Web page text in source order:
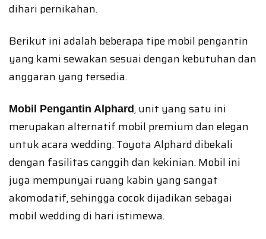
dihari pernikahan.
Berikut ini adalah beberapa tipe mobil pengantin
yang kami sewakan sesuai dengan kebutuhan dan
anggaran yang tersedia.
Mobil Pengantin Alphard, unit yang satu ini
merupakan alternatif mobil premium dan elegan
untuk acara wedding. Toyota Alphard dibekali
dengan fasilitas canggih dan kekinian. Mobil ini
juga mempunyai ruang kabin yang sangat
akomodatif, sehingga cocok dijadikan sebagai
mobil wedding di hari istimewa.